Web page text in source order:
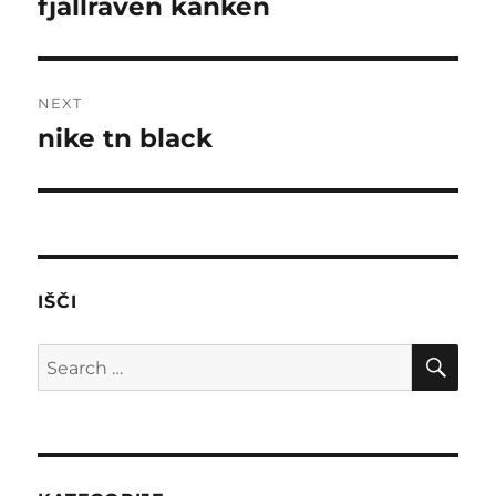
Previous
fjallraven kanken
NEXT
Next
nike tn black
IŠČI
Search
for: